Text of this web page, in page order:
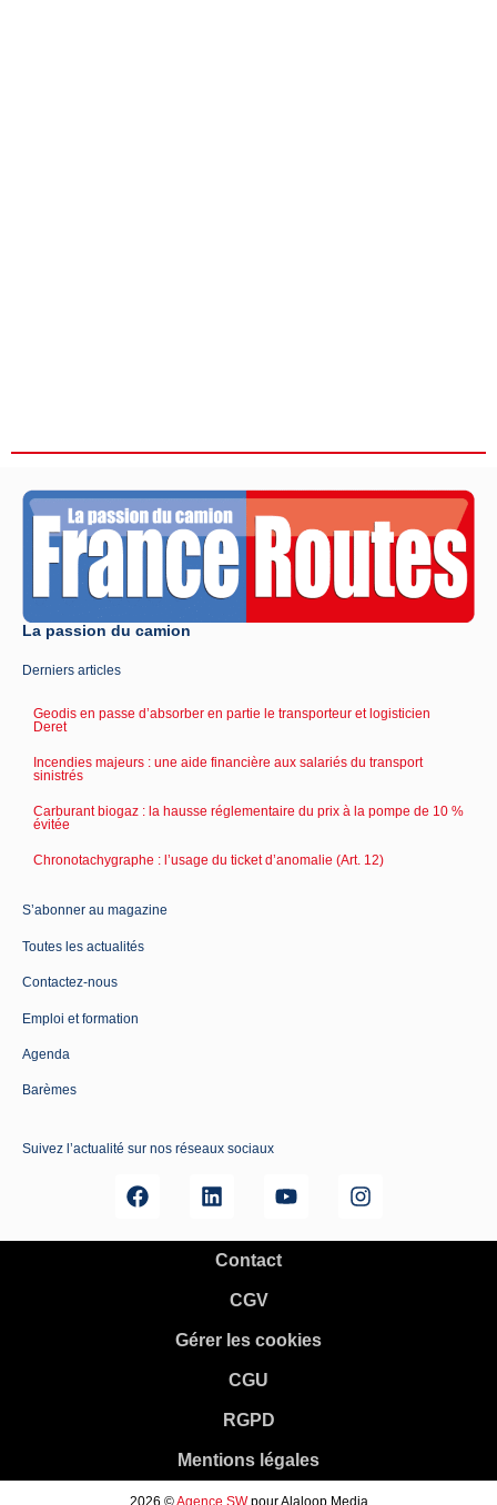
La passion du camion
Derniers articles
Geodis en passe d’absorber en partie le transporteur et logisticien
Deret
Incendies majeurs : une aide financière aux salariés du transport
sinistrés
Carburant biogaz : la hausse réglementaire du prix à la pompe de 10 %
évitée
Chronotachygraphe : l’usage du ticket d’anomalie (Art. 12)
S’abonner au magazine
Toutes les actualités
Contactez-nous
Emploi et formation
Agenda
Barèmes
Suivez l’actualité sur nos réseaux sociaux
Contact
CGV
Gérer les cookies
CGU
RGPD
Mentions légales
2026 ©Agence SWpour Alaloop Media